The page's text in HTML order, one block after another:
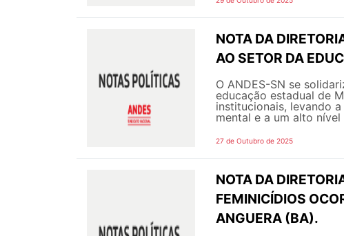
NOTA DA
AO SETOR DA
O ANDES-SN se
educação estadual de
institucionais, levando
mental e a um alto
27 de Outubro de 2025
NOTA DA
FEMINICÍDIOS
ANGUERA (BA).